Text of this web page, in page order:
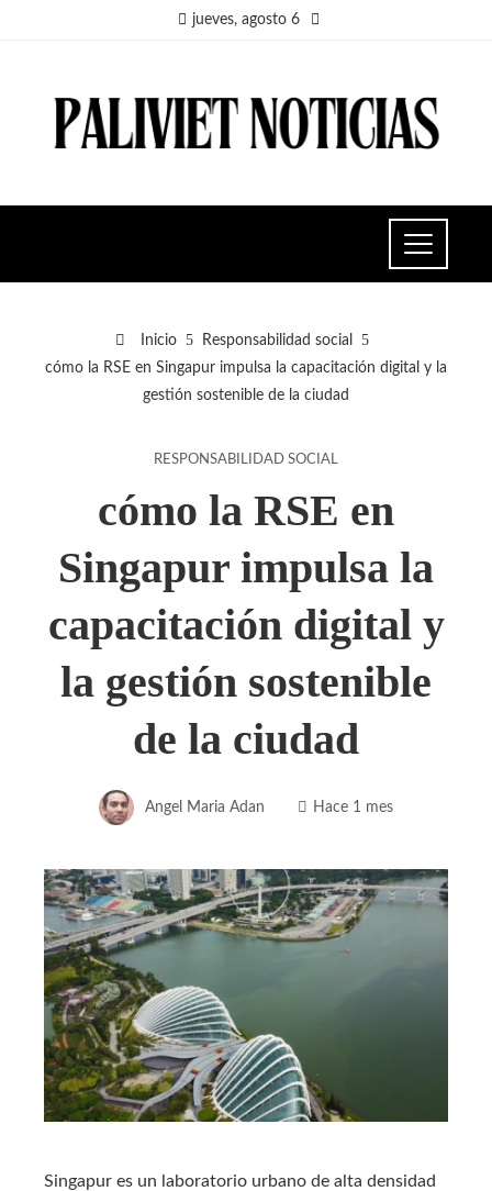
jueves, agosto 6
Inicio
Responsabilidad social
cómo la RSE en Singapur impulsa la capacitación digital y la
gestión sostenible de la ciudad
RESPONSABILIDAD SOCIAL
cómo la RSE en
Singapur impulsa la
capacitación digital y
la gestión sostenible
de la ciudad
Angel Maria Adan Hace 1 mes
Singapur es un laboratorio urbano de alta densidad